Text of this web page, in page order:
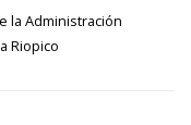
la Administración
Riopico